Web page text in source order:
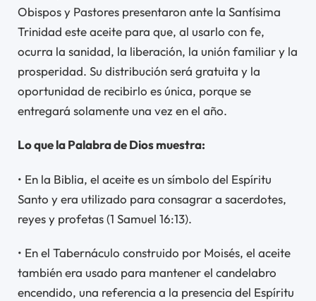
Obispos y Pastores presentaron ante la Santísima
Trinidad este aceite para que, al usarlo con fe,
ocurra la sanidad, la liberación, la unión familiar y la
prosperidad. Su distribución será gratuita y la
oportunidad de recibirlo es única, porque se
entregará solamente una vez en el año.
Lo que la Palabra de Dios muestra:
• En la Biblia, el aceite es un símbolo del Espíritu
Santo y era utilizado para consagrar a sacerdotes,
reyes y profetas (1 Samuel 16:13).
• En el Tabernáculo construido por Moisés, el aceite
también era usado para mantener el candelabro
encendido, una referencia a la presencia del Espíritu